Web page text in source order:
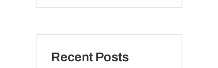
Recent Posts